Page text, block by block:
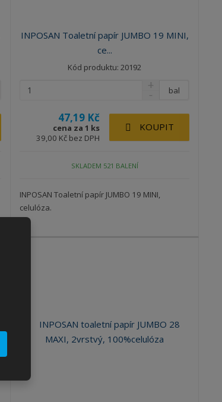
INPOSAN Toaletní papír JUMBO 19 MINI,
ce...
Kód produktu: 20192
47,19 Kč
cena za 1 ks
39,00 Kč bez DPH
bal
KOUPIT
SKLADEM 521 BALENÍ
INPOSAN Toaletní papír JUMBO 19 MINI,
celulóza.